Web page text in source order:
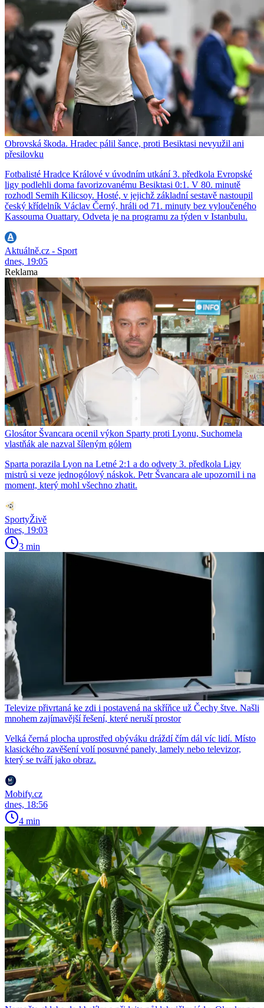
Obrovská škoda. Hradec pálil šance, proti Besiktasi nevyužil ani
přesilovku
Fotbalisté Hradce Králové v úvodním utkání 3. předkola Evropské
ligy podlehli doma favorizovanému Besiktasi 0:1. V 80. minutě
rozhodl Semih Kilicsoy. Hosté, v jejichž základní sestavě nastoupil
český křídelník Václav Černý, hráli od 71. minuty bez vyloučeného
Kassouma Ouattary. Odveta je na programu za týden v Istanbulu.
Aktuálně.cz - Sport
dnes, 19:05
Reklama
Glosátor Švancara ocenil výkon Sparty proti Lyonu, Suchomela
vlastňák ale nazval šíleným gólem
Sparta porazila Lyon na Letné 2:1 a do odvety 3. předkola Ligy
mistrů si veze jednogólový náskok. Petr Švancara ale upozornil i na
moment, který mohl všechno zhatit.
SportyŽivě
dnes, 19:03
3 min
Televize přivrtaná ke zdi i postavená na skříňce už Čechy štve. Našli
mnohem zajímavější řešení, které neruší prostor
Velká černá plocha uprostřed obýváku dráždí čím dál víc lidí. Místo
klasického zavěšení volí posuvné panely, lamely nebo televizor,
který se tváří jako obraz.
Mobify.cz
dnes, 18:56
4 min